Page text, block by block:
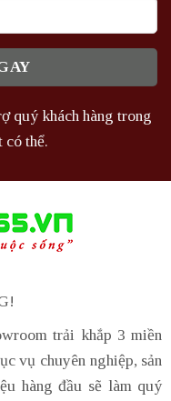
quý khách hàng trong
có thể.
trải khắp 3 miền
vụ chuyên nghiệp, sản
hàng đầu sẽ làm quý